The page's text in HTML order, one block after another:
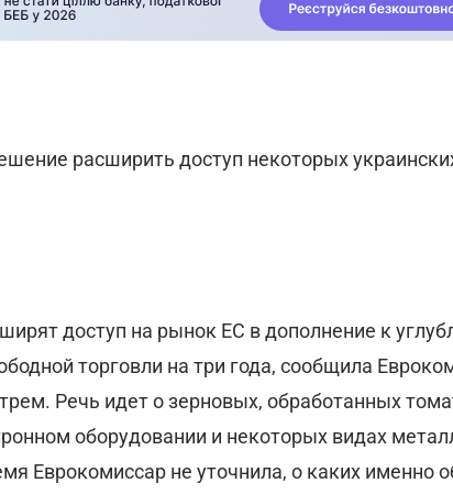
расширить доступ некоторых
доступ на рынок ЕС в дополнение к
торговли на три года, сообщила
Речь идет о зерновых, обработанных
оборудовании и некоторых видах
Еврокомиссар не уточнила, о каких именно